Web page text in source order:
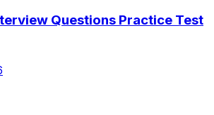
Questions Practice Test